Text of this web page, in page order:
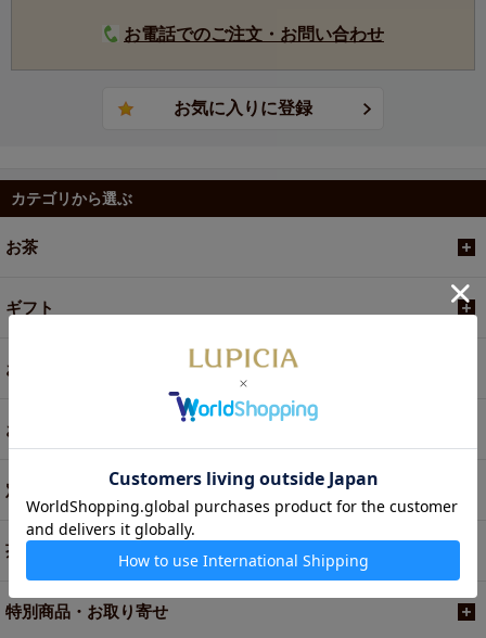
お電話でのご注文・お問い合わせ
カテゴリから選ぶ
お茶
ギフト
お菓子・食品・飲料
お買い得商品
定期便
茶器・オリジナルグッズ
特別商品・お取り寄せ